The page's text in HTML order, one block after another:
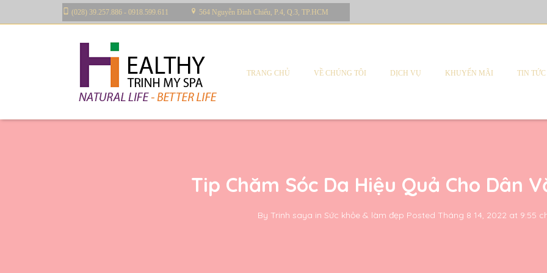
(028) 39.257.886 - 0918.599.611 564 Nguyễn Đình Chiểu, P.4, Q.3, TP.HCM
TRANG CHỦ VỀ CHÚNG TÔI DỊCH VỤ KHUYẾN MÃI TIN TỨC
Tip Chăm Sóc Da Hiệu Quả Cho Dân
By Trinh saya in Sức khỏe & làm đẹp Posted Tháng 8 14, 2022 at 9:55